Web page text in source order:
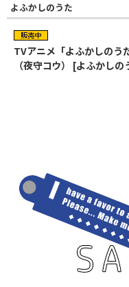
よふかしのうた
TVアニメ「よふかしのう
（夜守コウ） [よふかしの